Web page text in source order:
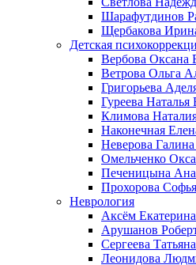
Шарафутдинов
Щербакова
Детская
Вербова Оксана
Ветрова Ольга
Григорьева
Гуреева Наталья
Климова
Наконечная
Неверова
Омельченко
Печеницына
Прохорова
Неврология
Аксём
Арушанов
Сергеева
Леонидова